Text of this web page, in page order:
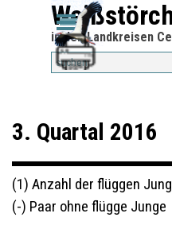
Direkt zum Seiteninhalt
Menü
in den Landkreisen
Menü
3. Quartal 2016
(1) Anzahl der flüggen
(-) Paar ohne flügge Junge